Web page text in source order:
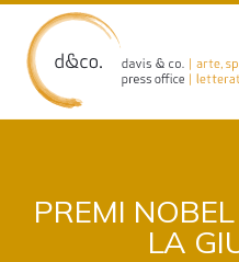
content
PREMI
LA